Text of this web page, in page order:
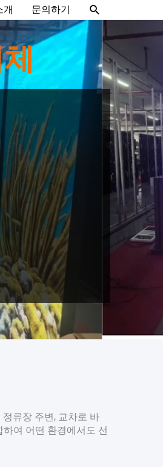
개 문의하기 찾
다
류장 주변, 교차로 바
여 어떤 환경에서도 선